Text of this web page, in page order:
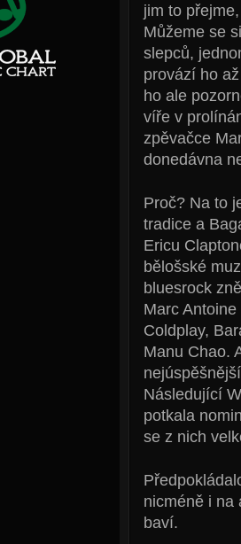
jim to
Můžeme se
slepců,
provází ho
ho ale
víře v
zpěvačce
donedávna
Proč? Na to
tradice a
Ericu
bělošské
bluesrock
Marc
Coldplay,
Manu Chao.
Následující
potkala
se z nich
nicméně i na
baví.